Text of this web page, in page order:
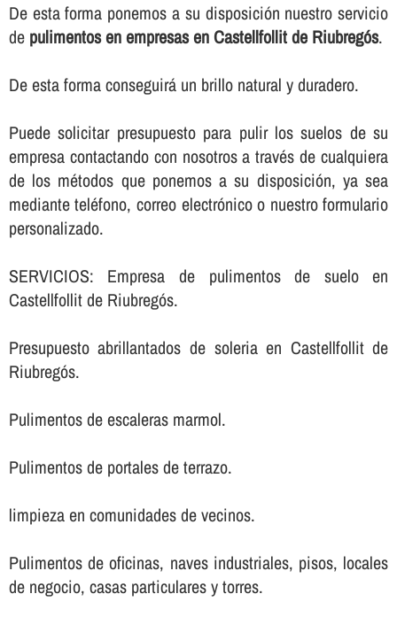
De esta forma ponemos a su disposición nuestro servicio
de pulimentos en empresas en Castellfollit de Riubregós.
De esta forma conseguirá un brillo natural y duradero.
Puede solicitar presupuesto para pulir los suelos de su
empresa contactando con nosotros a través de cualquiera
de los métodos que ponemos a su disposición, ya sea
mediante teléfono, correo electrónico o nuestro formulario
personalizado.
SERVICIOS: Empresa de pulimentos de suelo en
Castellfollit de Riubregós.
Presupuesto abrillantados de soleria en Castellfollit de
Riubregós.
Pulimentos de escaleras marmol.
Pulimentos de portales de terrazo.
limpieza en comunidades de vecinos.
Pulimentos de oficinas, naves industriales, pisos, locales
de negocio, casas particulares y torres.